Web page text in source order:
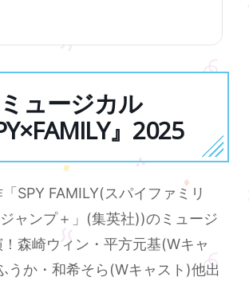
ミュージカル
』2025
SPY FAMILY(スパイファミリ
ャンプ＋」(集英社))のミュージ
森崎ウィン・平方元基(Wキャ
うか・和希そら(Wキャスト)他出